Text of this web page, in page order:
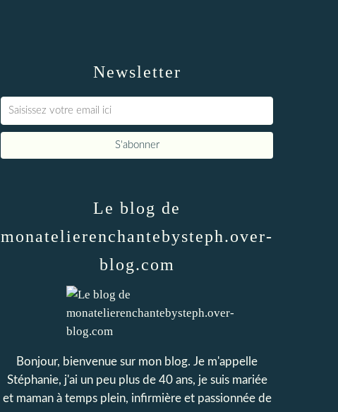
Newsletter
Le blog de
monatelierenchantebysteph.over-
blog.com
Bonjour, bienvenue sur mon blog. Je m'appelle
Stéphanie, j'ai un peu plus de 40 ans, je suis mariée
et maman à temps plein, infirmière et passionnée de